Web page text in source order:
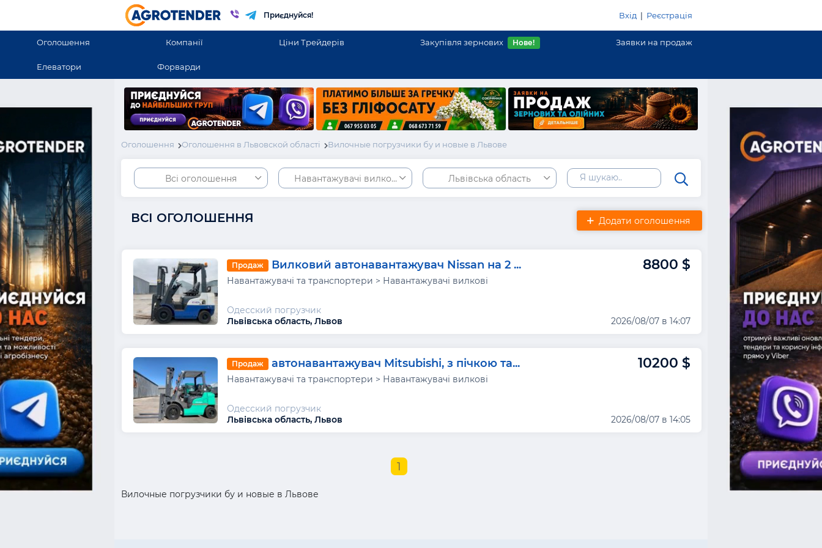
Приєднуйся! Вхід | Реєстрація
Оголошення Компанії Ціни Трейдерів Закупівля зернових Нове! Заявки на продаж
Елеватори Форварди
Оголошення Оголошення в Львовской області Вилочные погрузчики бу и новые в Львове
Всі оголошення Навантажувачі вилкові Львівська область
Додати оголошення
ВСІ ОГОЛОШЕННЯ
Продаж Вилковий автонавантажувач Nissan на 2 ... 8800 $
Навантажувачі та транспортери > Навантажувачі вилкові
Одесский погрузчик
Львівська область, Львов
2026/08/07 в 14:07
Продаж автонавантажувач Mitsubishi, з пічкою та... 10200 $
Навантажувачі та транспортери > Навантажувачі вилкові
Одесский погрузчик
Львівська область, Львов
2026/08/07 в 14:05
1
Вилочные погрузчики бу и новые в Львове